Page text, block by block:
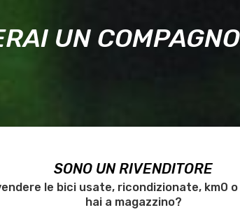
UN
SONO UN RIVENDITORE
le bici usate, ricondizionate, km0
hai a magazzino?